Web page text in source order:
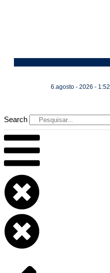
6.agosto - 2026 - 1:52
Search